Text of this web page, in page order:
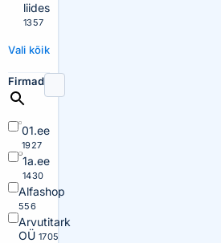
liides
1357
Vali kõik
Firmad
01.ee
1927
1a.ee
1430
Alfashop
556
Arvutitark
OÜ 1705